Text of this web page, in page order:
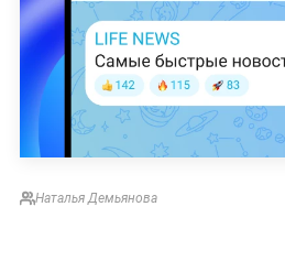
Наталья Демьянова